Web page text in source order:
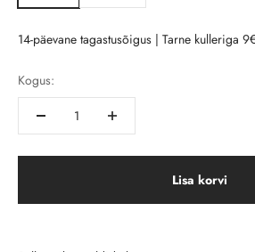
14-päevane tagastusõigus | Tarne kulleriga
Kogus:
Lisa korvi